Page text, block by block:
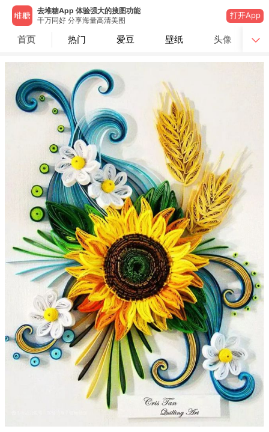
去堆糖App 体验强大的搜图功能
千万同好 分享海量高清美图
打开App
首页 热门 爱豆 壁纸 头像